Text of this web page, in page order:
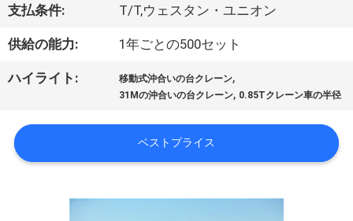
わ
た
た
ち
支払条件: T/T,ウェスタン・ユニオン
供給の能力: 1年ごとの500セット
ハイライト: 移動式沖合いの台クレーン,
31Mの沖合いの台クレーン, 0.85Tクレーン車の半径
ベストプライス